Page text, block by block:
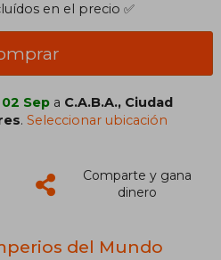
en el precio ✅
Sep a C.A.B.A., Ciudad
.Seleccionar ubicación
Comparte y gana
dinero
del Mundo